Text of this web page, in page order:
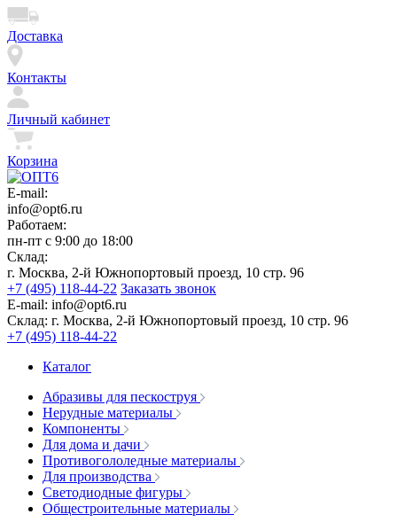
Доставка
Контакты
Личный кабинет
Корзина
E-mail:
info@opt6.ru
Работаем:
пн-пт с 9:00 до 18:00
Склад:
г. Москва, 2-й Южнопортовый проезд, 10 стр. 96
+7 (495) 118-44-22 Заказать звонок
E-mail: info@opt6.ru
Склад: г. Москва, 2-й Южнопортовый проезд, 10 стр. 96
+7 (495) 118-44-22
Каталог
Абразивы для пескоструя
Нерудные материалы
Компоненты
Для дома и дачи
Противогололедные материалы
Для производства
Светодиодные фигуры
Общестроительные материалы